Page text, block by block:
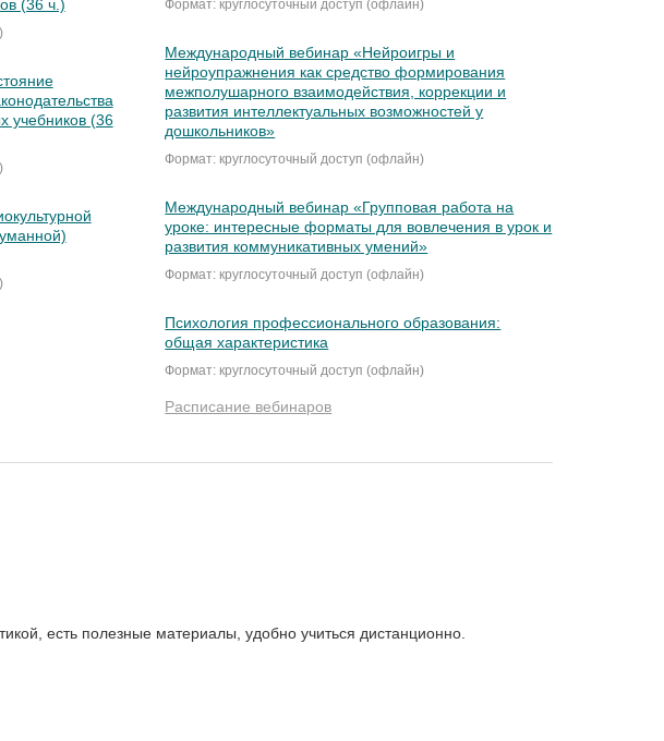
(36 ч.)
учебников (36
Формат: круглосуточный доступ (офлайн)
Международный вебинар «Нейроигры и
нейроупражнения как средство формирования
межполушарного взаимодействия, коррекции и
развития интеллектуальных возможностей у
дошкольников»
Формат: круглосуточный доступ (офлайн)
Международный вебинар «Групповая работа на
уроке: интересные форматы для вовлечения в урок и
развития коммуникативных умений»
Формат: круглосуточный доступ (офлайн)
Психология профессионального образования:
общая характеристика
Формат: круглосуточный доступ (офлайн)
Расписание вебинаров
есть полезные материалы, удобно учиться дистанционно.